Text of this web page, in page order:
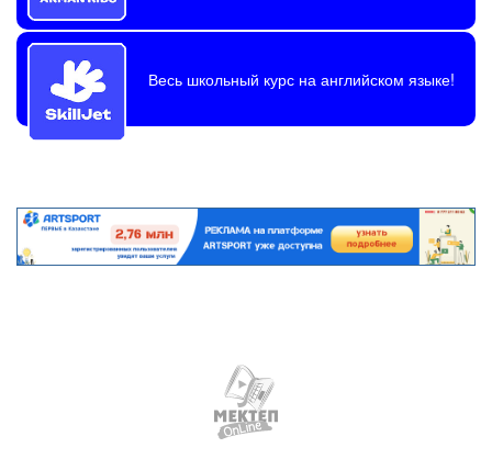
Весь школьный курс на английском языке!